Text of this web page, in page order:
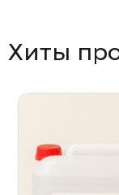
Хиты